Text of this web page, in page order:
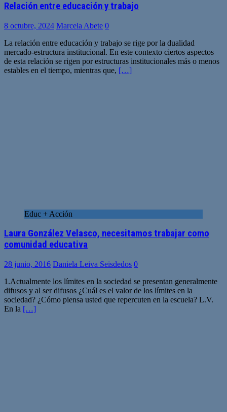
Relación entre educación y trabajo
8 octubre, 2024 Marcela Abete 0
La relación entre educación y trabajo se rige por la dualidad
mercado-estructura institucional. En este contexto ciertos aspectos
de esta relación se rigen por estructuras institucionales más o menos
estables en el tiempo, mientras que, […]
Educ + Acción
Laura González Velasco, necesitamos trabajar como
comunidad educativa
28 junio, 2016 Daniela Leiva Seisdedos 0
1.Actualmente los límites en la sociedad se presentan generalmente
difusos y al ser difusos ¿Cuál es el valor de los límites en la
sociedad? ¿Cómo piensa usted que repercuten en la escuela? L.V.
En la […]